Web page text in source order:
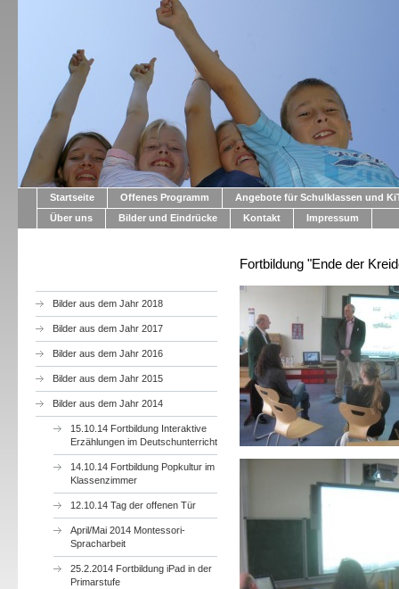
Startseite Offenes Programm
Angebote für Schulklassen und
Über uns
Bilder und Eindrücke Kontakt Impressum
Bilder aus dem Jahr 2018
Bilder aus dem Jahr 2017
Bilder aus dem Jahr 2016
Bilder aus dem Jahr 2015
Bilder aus dem Jahr 2014
15.10.14 Fortbildung Interaktive
Erzählungen im Deutschunterricht
14.10.14 Fortbildung Popkultur im
Klassenzimmer
12.10.14 Tag der offenen Tür
April/Mai 2014 Montessori-
Spracharbeit
25.2.2014 Fortbildung iPad in der
Primarstufe
Fortbildung "Ende der